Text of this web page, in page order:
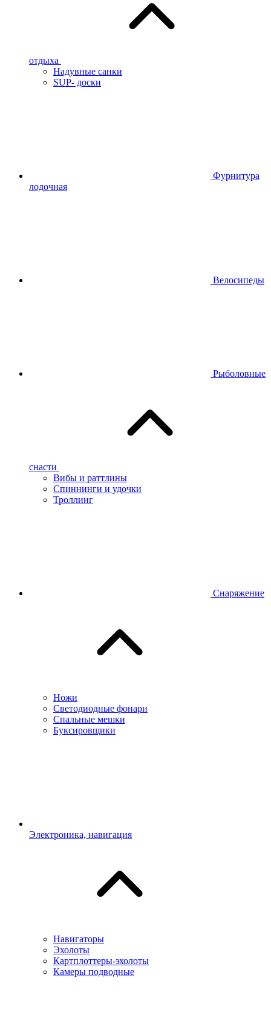
отдыха
Надувные санки
SUP- доски
Фурнитура
лодочная
Велосипеды
Рыболовные
снасти
Вибы и раттлины
Спиннинги и удочки
Троллинг
Снаряжение
Ножи
Светодиодные фонари
Спальные мешки
Буксировщики
Электроника, навигация
Навигаторы
Эхолоты
Картплоттеры-эхолоты
Камеры подводные